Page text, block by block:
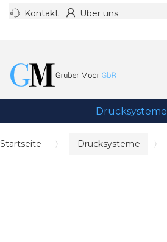
Kontakt Über uns
Drucksysteme
Startseite Drucksysteme